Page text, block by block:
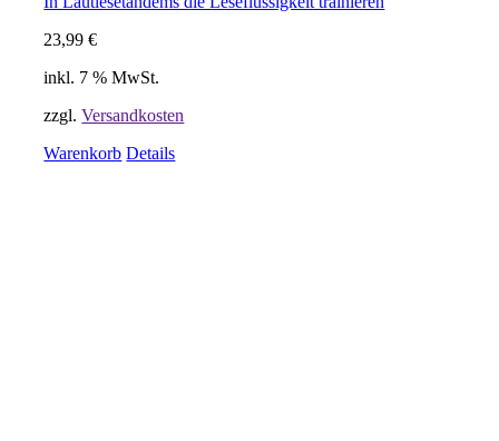
23,99€
inkl. 7 % MwSt.
zzgl.Versandkosten
Warenkorb Details